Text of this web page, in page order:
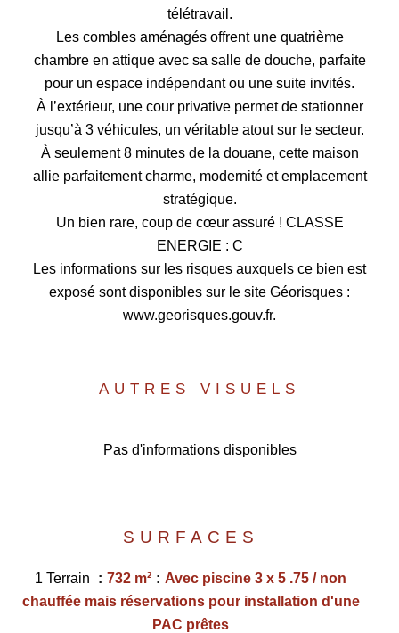
télétravail.
Les combles aménagés offrent une quatrième
chambre en attique avec sa salle de douche, parfaite
pour un espace indépendant ou une suite invités.
À l’extérieur, une cour privative permet de stationner
jusqu’à 3 véhicules, un véritable atout sur le secteur.
À seulement 8 minutes de la douane, cette maison
allie parfaitement charme, modernité et emplacement
stratégique.
Un bien rare, coup de cœur assuré ! CLASSE
ENERGIE : C
Les informations sur les risques auxquels ce bien est
exposé sont disponibles sur le site Géorisques :
www.georisques.gouv.fr.
AUTRES VISUELS
Pas d'informations disponibles
SURFACES
1 Terrain 732 m²
Avec piscine 3 x 5 .75 / non
chauffée mais réservations pour installation d'une
PAC prêtes